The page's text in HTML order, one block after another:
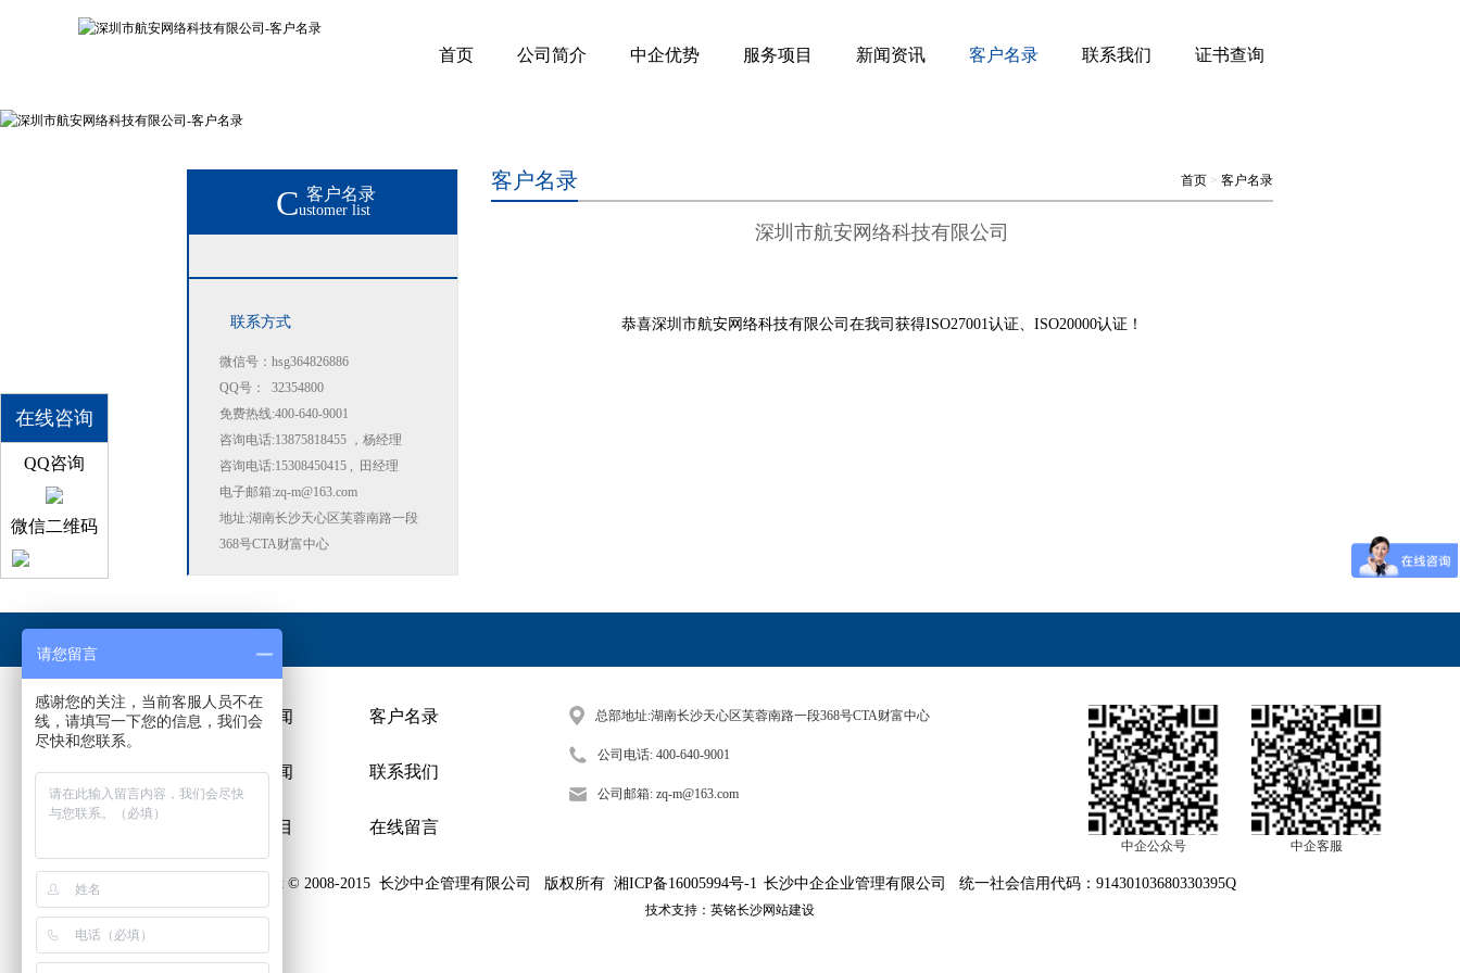
首页 公司简介 中企优势 服务项目 新闻资讯 客户名录 联系我们 证书查询
客户名录
Customer list
联系方式
微信号：hsg364826886
QQ号： 32354800
免费热线:400-640-9001
咨询电话:13875818455 ，杨经理
咨询电话:15308450415 , 田经理
电子邮箱:zq-m@163.com
地址:湖南长沙天心区芙蓉南路一段
368号CTA财富中心
客户名录 首页 > 客户名录
深圳市航安网络科技有限公司
恭喜深圳市航安网络科技有限公司在我司获得ISO27001认证、ISO20000认证！
在线咨询
QQ咨询
微信二维码
公司简介
公司历史
行业新闻
企业新闻
服务项目
客户名录
联系我们
在线留言
总部地址:湖南长沙天心区芙蓉南路一段368号CTA财富中心
公司电话: 400-640-9001
公司邮箱: zq-m@163.com
中企公众号 中企客服
Copyritht © 2008-2015 长沙中企管理有限公司 版权所有 湘ICP备16005994号-1 长沙中企企业管理有限公司 统一社会信用代码：91430103680330395Q
技术支持：英铭长沙网站建设
请您留言
感谢您的关注，当前客服人员不在
线，请填写一下您的信息，我们会
尽快和您联系。